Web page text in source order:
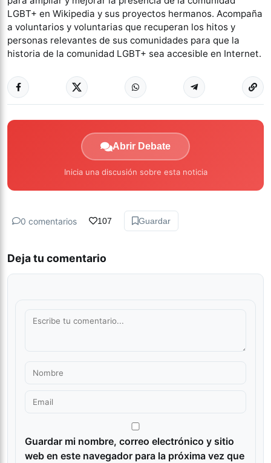
LGBT+ en Wikipedia y sus proyectos hermanos. Acompaña
a voluntarios y voluntarias que recuperan los hitos y
personas relevantes de sus comunidades para que la
historia de la comunidad LGBT+ sea accesible en Internet.
Abrir Debate
Inicia una discusión sobre esta noticia
0 comentarios 107 Guardar
Deja tu comentario
Guardar mi nombre, correo electrónico y sitio
web en este navegador para la próxima vez que